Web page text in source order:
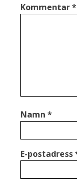
Kommentar*
Namn *
E-postadress